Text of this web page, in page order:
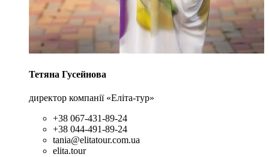
Тетяна Гусейнова
директор компанії «Еліта-тур»
+38 067-431-89-24
+38 044-491-89-24
tania@elitatour.com.ua
elita.tour